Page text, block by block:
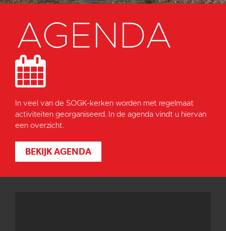
AGENDA
In veel van de SOGK-kerken worden met regelmaat
activiteiten georganiseerd. In de agenda vindt u hiervan
een overzicht.
BEKIJK AGENDA